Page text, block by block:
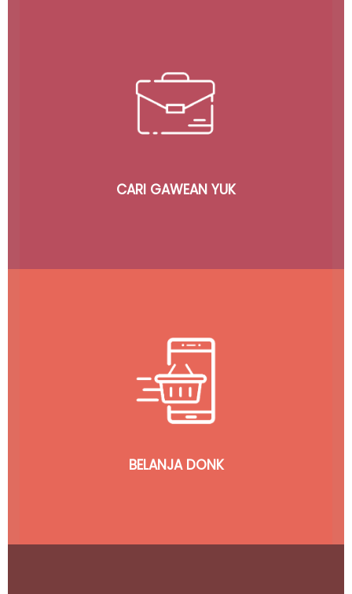
CARI GAWEAN YUK
Klik Buat Cari Lowongan, Proyek, Freelancer sampai
BELANJA DONK
Dari Kamu Untuk Kamu, Semua Bisa Jualan di Sini!